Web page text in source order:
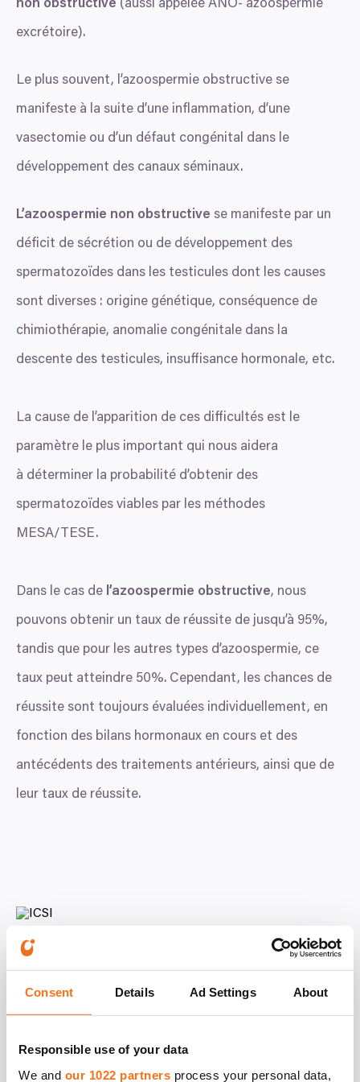
Consent Details Ad Settings About
Responsible use of your data
We and our 1022 partners process your personal data,
non obstructive (aussi appelée ANO- azoospermie
excrétoire).
Le plus souvent, l’azoospermie obstructive se
manifeste à la suite d’une inflammation, d’une
vasectomie ou d’un défaut congénital dans le
développement des canaux séminaux.
L’azoospermie non obstructive se manifeste par un
déficit de sécrétion ou de développement des
spermatozoïdes dans les testicules dont les causes
sont diverses : origine génétique, conséquence de
chimiothérapie, anomalie congénitale dans la
descente des testicules, insuffisance hormonale, etc.
La cause de l’apparition de ces difficultés est le
paramètre le plus important qui nous aidera
à déterminer la probabilité d’obtenir des
spermatozoïdes viables par les méthodes
MESA/ TESE.
Dans le cas de l’azoospermie obstructive, nous
pouvons obtenir un taux de réussite de jusqu’à 95%,
tandis que pour les autres types d’azoospermie, ce
taux peut atteindre 50%. Cependant, les chances de
réussite sont toujours évaluées individuellement, en
fonction des bilans hormonaux en cours et des
antécédents des traitements antérieurs, ainsi que de
leur taux de réussite.
Analyse des spermatozoïdes obtenus par voie
chirurgicale parMESA/TESEIPFC